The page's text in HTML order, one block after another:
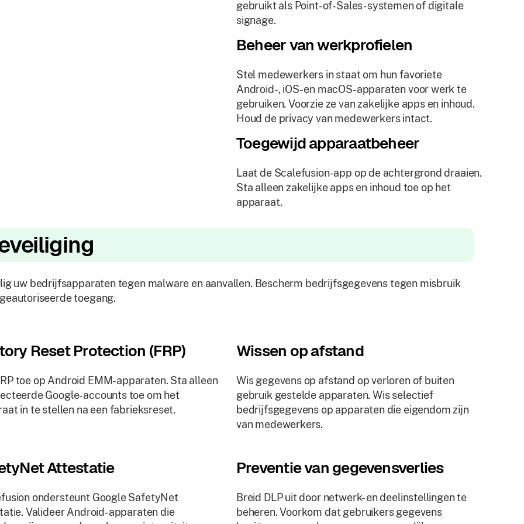
gebruikt als Point-of-Sales-systemen of digitale
signage.
Beheer van werkprofielen
Stel medewerkers in staat om hun favoriete
Android-, iOS- en macOS-apparaten voor werk te
gebruiken. Voorzie ze van zakelijke apps en inhoud.
Houd de privacy van medewerkers intact.
Toegewijd apparaatbeheer
Laat de Scalefusion-app op de achtergrond draaien.
Sta alleen zakelijke apps en inhoud toe op het
apparaat.
uw bedrijfsapparaten tegen malware en aanvallen. Bescherm bedrijfsgegevens tegen misbruik
toegang.
Reset Protection (FRP)
toe op Android EMM-apparaten. Sta alleen
Google-accounts toe om het
in te stellen na een fabrieksreset.
Wissen op afstand
Wis gegevens op afstand op verloren of buiten
gebruik gestelde apparaten. Wis selectief
bedrijfsgegevens op apparaten die eigendom zijn
van medewerkers.
Attestatie
ondersteunt Google SafetyNet
Valideer Android-apparaten die
Preventie van gegevensverlies
Breid DLP uit door netwerk- en deelinstellingen te
beheren. Voorkom dat gebruikers gegevens